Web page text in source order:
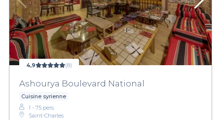
4,9 (8)
Ashourya Boulevard National
Cuisine syrienne
1 - 75 pers.
Saint-Charles